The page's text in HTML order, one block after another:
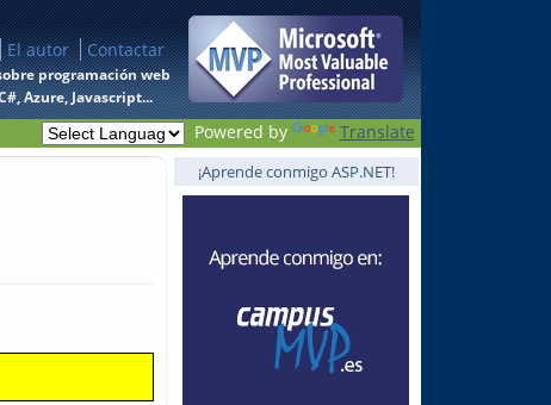
El autor Contactar
programación web
Azure, Javascript...
Powered by Translate
¡Aprende conmigo ASP.NET!